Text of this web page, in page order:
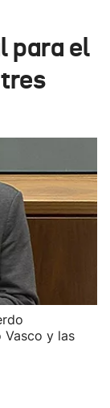
para el
Vasco y las